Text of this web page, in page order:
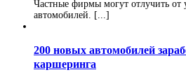
Частные фирмы могут отлучить от
автомобилей. [...]
200 новых автомобилей
каршеринга